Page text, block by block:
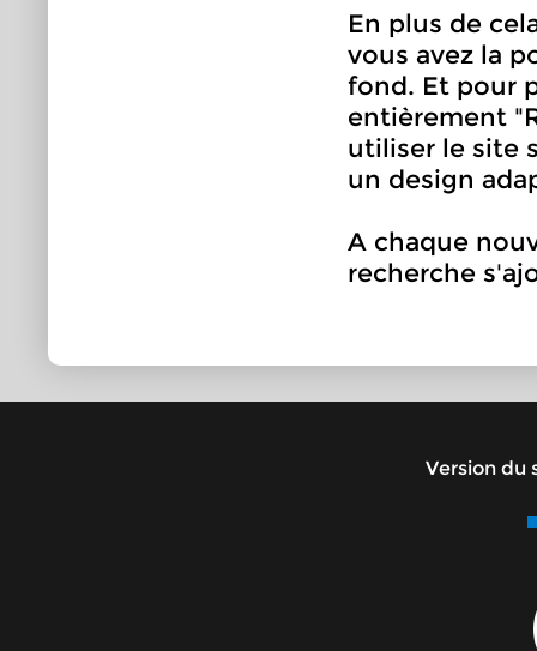
En plus de
vous avez la
fond. Et pour
entièrement
utiliser le site
un design
A chaque
recherche
Version du